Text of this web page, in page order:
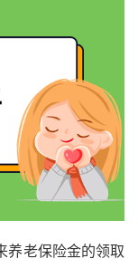
养老保险金的领取